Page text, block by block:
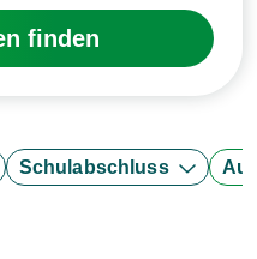
finden
Schulabschluss